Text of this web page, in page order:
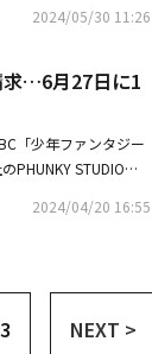
違反だ。当社は今回の
だ。このような行為
ュンウォンは昨年6
のメンバーとしてデ
どで対立した。彼は
・FANTASY BOYS
FANTASY BOYS
「少しの良心もない
な行為は、FANTASY
PHUNKY STUDIOを
がユ・ジュンウ
は、6月27日に開か
PHUNKY STUDIOが
契約に違反してファン
デビューすることが
。彼はPHUNKY STU
現在、日本でファン
制作会社を探し出す
。また、「このよう
立って、FANTASY B
日に行われる中、P
2024/05/30 11:26
求…6月27日に1
「少年ファンタジー
PHUNKY STUDIOが
を獲得し、FANTASY
容のほとんどが大衆
ス代表は、「ユ・ジ
2024/04/20 16:55
3 NEXT >